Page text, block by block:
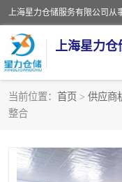
上海星力
当前位置： 首页 > 供应商
整合
上海仓库对外出租
上海仓储配送